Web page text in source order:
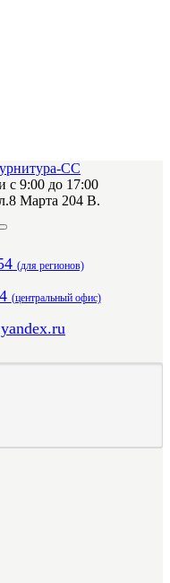
с 9:00 до 17:00
Марта 204 В.
(для регионов)
(центральный офис)